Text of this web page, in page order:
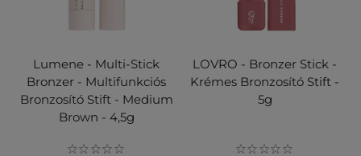
Lumene - Multi-Stick
Bronzer - Multifunkciós
Bronzosító Stift - Medium
Brown - 4,5g
LOVRO - Bronzer Stick -
Krémes Bronzosító Stift -
5g